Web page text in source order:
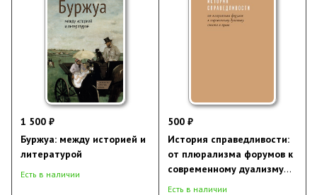
1 500 ₽
Буржуа: между историей и
литературой
Есть в наличии
500 ₽
История справедливости:
от плюрализма форумов к
современному дуализму
совести и права
Есть в наличии